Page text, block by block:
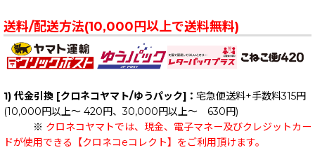
送料/配送方法(10,000円以上で送料無料)
1) 代金引換 [クロネコヤマト/ゆうパック]： 宅急便送料+手数料315円
(10,000円以上～ 420円、30,000円以上～ 630円)
※ クロネコヤマトでは、現金、電子マネー及びクレジットカー
ドが使用できる【クロネコeコレクト】をご利用頂けます。